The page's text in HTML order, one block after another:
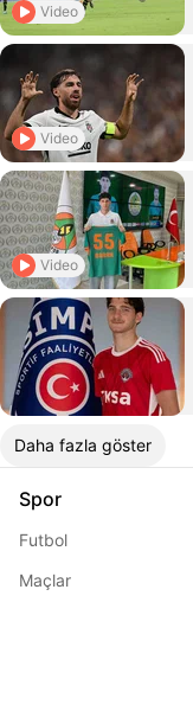
Video
Video
Video
Daha fazla göster
Spor
Futbol
Maçlar